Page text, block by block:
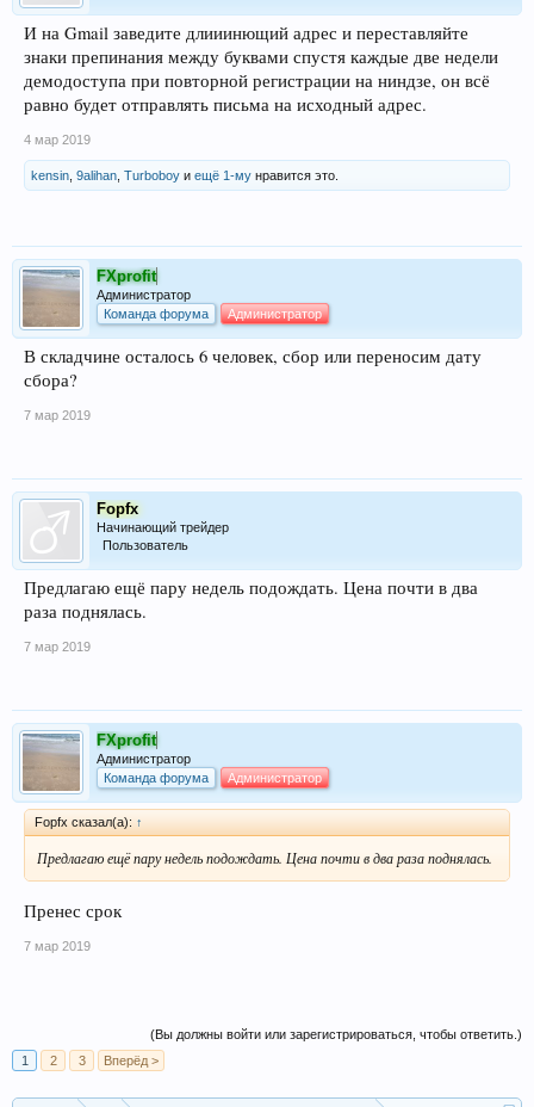
И на Gmail заведите длииинющий адрес и переставляйте
знаки препинания между буквами спустя каждые две недели
демодоступа при повторной регистрации на ниндзе, он всё
равно будет отправлять письма на исходный адрес.
4 мар 2019
kensin, 9alihan, Turboboy и ещё 1-му нравится это.
FXprofit
Администратор
Команда форума
Администратор
В складчине осталось 6 человек, сбор или переносим дату
сбора?
7 мар 2019
Fopfx
Начинающий трейдер
Пользователь
Предлагаю ещё пару недель подождать. Цена почти в два
раза поднялась.
7 мар 2019
FXprofit
Администратор
Команда форума
Администратор
Fopfx сказал(а): ↑
Предлагаю ещё пару недель подождать. Цена почти в два раза поднялась.
Пренес срок
7 мар 2019
(Вы должны войти или зарегистрироваться, чтобы ответить.)
1
2 3 Вперёд >